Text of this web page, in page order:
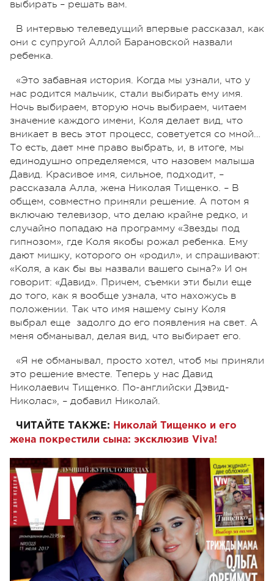
выбирать – решать вам.
В интервью телеведущий впервые рассказал, как
они с супругой Аллой Барановской назвали
ребенка.
«Это забавная история. Когда мы узнали, что у
нас родится мальчик, стали выбирать ему имя.
Ночь выбираем, вторую ночь выбираем, читаем
значение каждого имени, Коля делает вид, что
вникает в весь этот процесс, советуется со мной…
То есть, дает мне право выбрать, и, в итоге, мы
единодушно определяемся, что назовем малыша
Давид. Красивое имя, сильное, подходит, –
рассказала Алла, жена Николая Тищенко. – В
общем, совместно приняли решение. А потом я
включаю телевизор, что делаю крайне редко, и
случайно попадаю на программу «Звезды под
гипнозом», где Коля якобы рожал ребенка. Ему
дают мишку, которого он «родил», и спрашивают:
«Коля, а как бы вы назвали вашего сына?» И он
говорит: «Давид». Причем, съемки эти были еще
до того, как я вообще узнала, что нахожусь в
положении. Так что имя нашему сыну Коля
выбрал еще задолго до его появления на свет. А
меня обманывал, делая вид, что выбирает его.
«Я не обманывал, просто хотел, чтоб мы приняли
это решение вместе. Теперь у нас Давид
Николаевич Тищенко. По-английски Дэвид-
Николас», – добавил Николай.
ЧИТАЙТЕ ТАКЖЕ: Николай Тищенко и его
жена покрестили сына: эксклюзив Viva!